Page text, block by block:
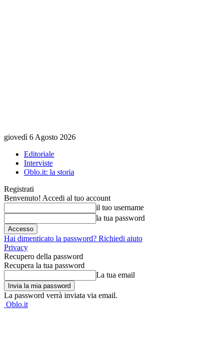
giovedì 6 Agosto 2026
Editoriale
Interviste
Oblo.it: la storia
Registrati
Benvenuto! Accedi al tuo account
il tuo username
la tua password
Hai dimenticato la password? Richiedi aiuto
Privacy
Recupero della password
Recupera la tua password
La tua email
La password verrà inviata via email.
Oblo.it